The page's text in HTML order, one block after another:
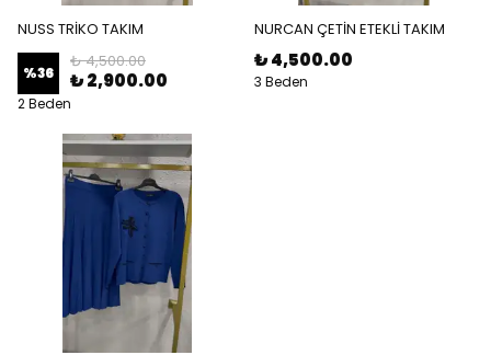
NUSS TRİKO TAKIM
%36
₺ 4,500.00
₺ 2,900.00
2 Beden
NURCAN ÇETİN ETEKLİ TAKIM
₺ 4,500.00
3 Beden